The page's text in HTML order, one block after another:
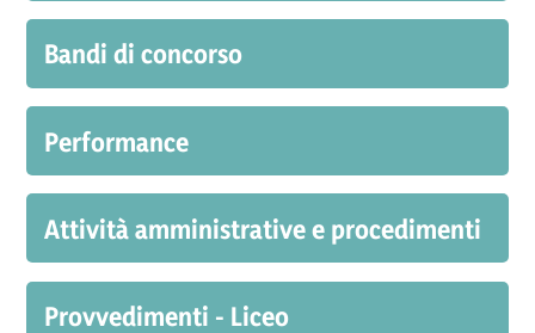
Bandi di concorso
Performance
Attività amministrative e procedimenti
Provvedimenti - Liceo